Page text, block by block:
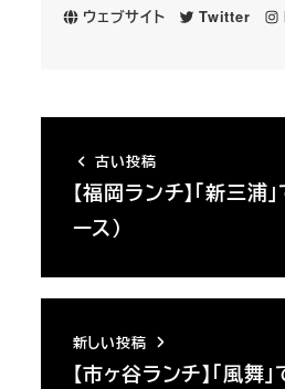
ウェブサイト Twitter
古い投稿
【福岡ランチ】「新三浦
ース）
新しい投稿
【市ヶ谷ランチ】「風舞